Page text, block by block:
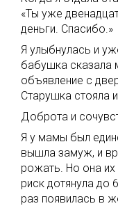
«Ты уже
деньги. Спасибо.»
Я улыбнулась и
бабушка сказала
объявление с
Старушка стояла
Доброта и
Я у мамы был
вышла замуж, и
рожать. Но она их
риск дотянула до
раз появилась в